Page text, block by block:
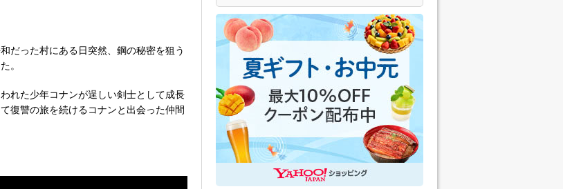
だった村にある日突然、鋼の秘密を狙う
。
れた少年コナンが逞しい剣士として成長
復讐の旅を続けるコナンと出会った仲間